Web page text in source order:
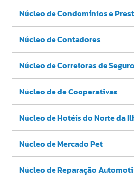
Núcleo de Condomínios e
Núcleo de Contadores
Núcleo de Corretoras de
Núcleo de de Cooperativas
Núcleo de Hotéis do Norte da
Núcleo de Mercado Pet
Núcleo de Reparação